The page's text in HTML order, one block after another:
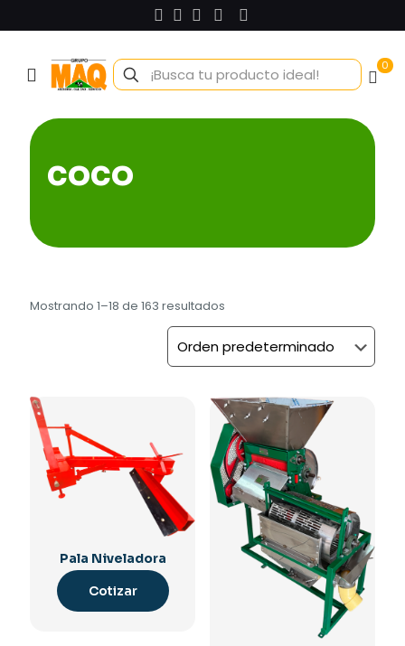
0
coco
Mostrando 1–18 de 163 resultados
Pala Niveladora
Cotizar